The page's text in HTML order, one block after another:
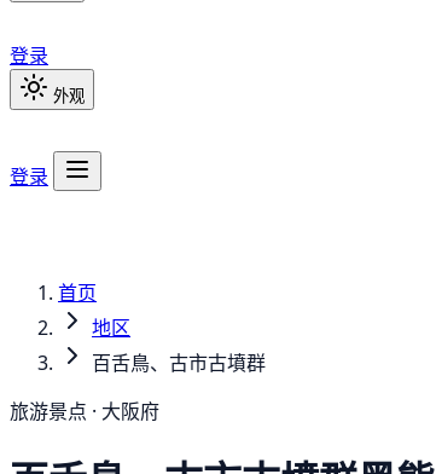
登录
外观
登录
首页
地区
百舌鳥、古市古墳群
旅游景点 · 大阪府